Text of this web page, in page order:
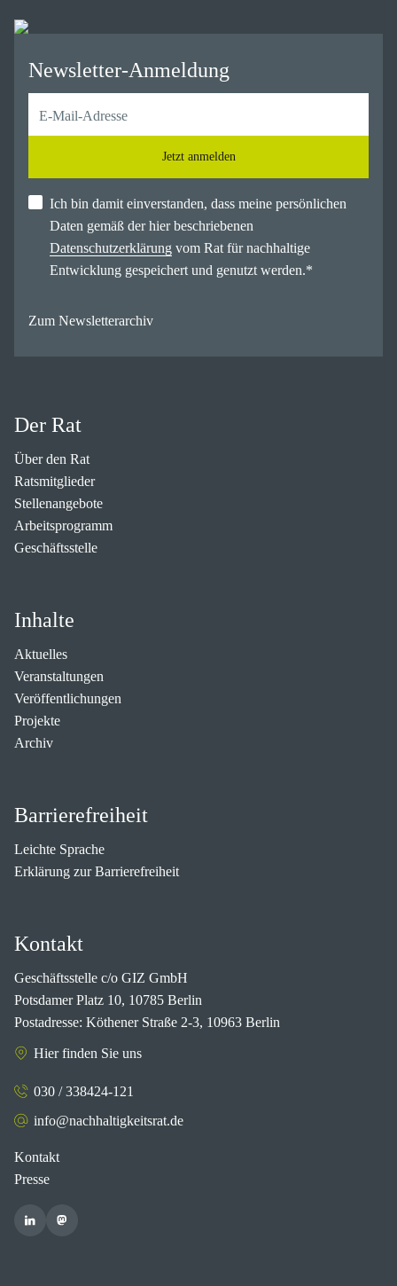
Newsletter-Anmeldung
Jetzt anmelden
Ich bin damit einverstanden, dass meine persönlichen
Daten gemäß der hier beschriebenen
Datenschutzerklärung vom Rat für nachhaltige
Entwicklung gespeichert und genutzt werden.*
Zum Newsletterarchiv
Der Rat
Über den Rat
Ratsmitglieder
Stellenangebote
Arbeitsprogramm
Geschäftsstelle
Inhalte
Aktuelles
Veranstaltungen
Veröffentlichungen
Projekte
Archiv
Barrierefreiheit
Leichte Sprache
Erklärung zur Barrierefreiheit
Kontakt
Geschäftsstelle c/o GIZ GmbH
Potsdamer Platz 10, 10785 Berlin
Postadresse: Köthener Straße 2-3, 10963 Berlin
Hier finden Sie uns
030 / 338424-121
info@nachhaltigkeitsrat.de
Kontakt
Presse